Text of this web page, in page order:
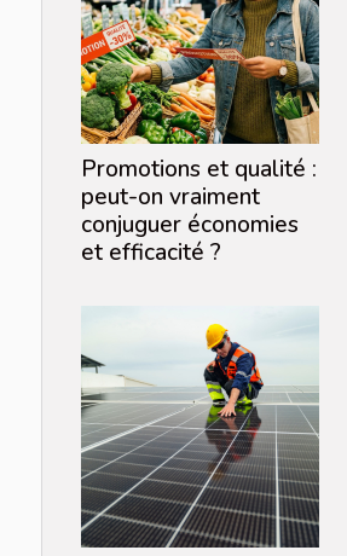
Promotions et qualité :
peut-on vraiment
conjuguer économies
et efficacité ?